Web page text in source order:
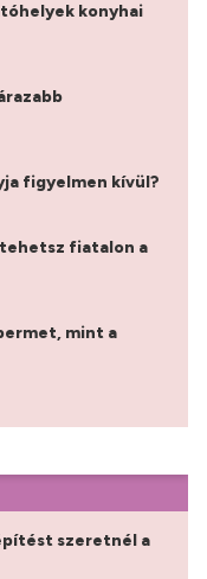
konyhai
figyelmen kívül?
fiatalon a
mint a
szeretnél a